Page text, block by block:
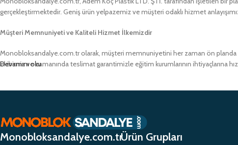
gerçekleştirmektedir. Geniş ürün yelpazemiz ve müşteri odaklı hizmet
Müşteri Memnuniyeti ve Kaliteli Hizmet İlkemizdir
Monobloksandalye.com.tr olarak, müşteri memnuniyetini her zaman ön
ekibimiz ve zamanında teslimat garantimizle eğitim kurumlarının ihtiyaçlarına
Devamını oku
Monobloksandalye.com.trÜrün Grupları